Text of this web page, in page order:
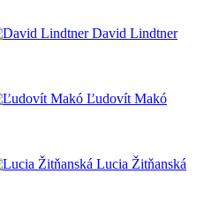
David Lindtner
Ľudovít Makó
Lucia Žitňanská